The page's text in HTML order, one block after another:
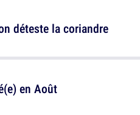
en Août
déteste la coriandre